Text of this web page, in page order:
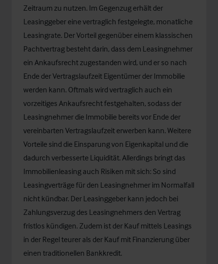
Zeitraum zu nutzen. Im Gegenzug erhält der
Leasinggeber eine vertraglich festgelegte, monatliche
Leasingrate. Der Vorteil gegenüber einem klassischen
Pachtvertrag besteht darin, dass dem Leasingnehmer
ein Ankaufsrecht zugestanden wird, und er so nach
Ende der Vertragslaufzeit Eigentümer der Immobilie
werden kann. Oftmals wird vertraglich auch ein
vorzeitiges Ankaufsrecht festgehalten, sodass der
Leasingnehmer die Immobilie bereits vor Ende der
vereinbarten Vertragslaufzeit erwerben kann. Weitere
Vorteile sind die Einsparung von Eigenkapital und die
dadurch verbesserte Liquidität. Allerdings bringt das
Immobilienleasing auch Risiken mit sich: So sind
Leasingverträge für den Leasingnehmer im Normalfall
nicht kündbar. Der Leasinggeber kann jedoch bei
Zahlungsverzug des Leasingnehmers den Vertrag
fristlos kündigen. Zudem ist der Kauf mittels Leasings
in der Regel teurer als der Kauf mit Finanzierung über
einen traditionellen Bankkredit.